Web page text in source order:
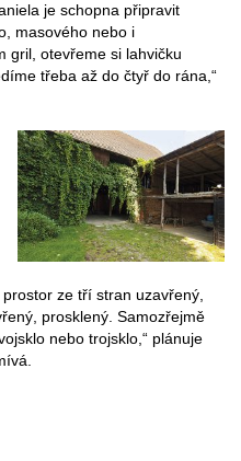
je schopna připravit
masového nebo i
gril, otevřeme si lahvičku
třeba až do čtyř do rána,“
ze tří stran uzavřený,
prosklený. Samozřejmě
nebo trojsklo,“ plánuje